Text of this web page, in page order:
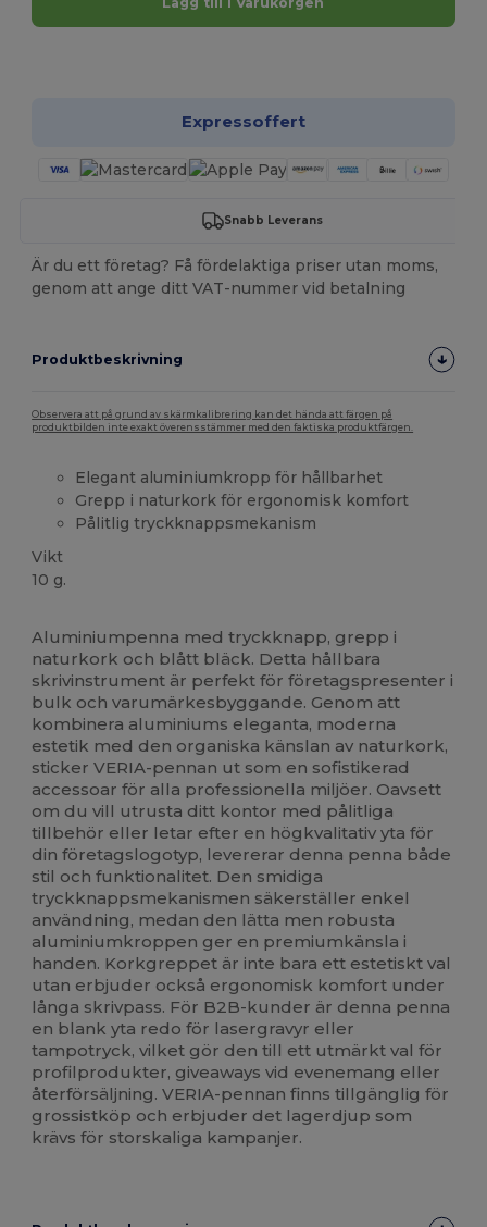
Expressoffert
Snabb Leverans
Är du ett företag? Få fördelaktiga priser utan moms,
genom att ange ditt VAT-nummer vid betalning
Produktbeskrivning
Observera att på grund av skärmkalibrering kan det hända att färgen på
produktbilden inte exakt överensstämmer med den faktiska produktfärgen.
Elegant aluminiumkropp för hållbarhet
Grepp i naturkork för ergonomisk komfort
Pålitlig tryckknappsmekanism
Vikt
10 g.
Aluminiumpenna med tryckknapp, grepp i
naturkork och blått bläck. Detta hållbara
skrivinstrument är perfekt för företagspresenter i
bulk och varumärkesbyggande. Genom att
kombinera aluminiums eleganta, moderna
estetik med den organiska känslan av naturkork,
sticker VERIA-pennan ut som en sofistikerad
accessoar för alla professionella miljöer. Oavsett
om du vill utrusta ditt kontor med pålitliga
tillbehör eller letar efter en högkvalitativ yta för
din företagslogotyp, levererar denna penna både
stil och funktionalitet. Den smidiga
tryckknappsmekanismen säkerställer enkel
användning, medan den lätta men robusta
aluminiumkroppen ger en premiumkänsla i
handen. Korkgreppet är inte bara ett estetiskt val
utan erbjuder också ergonomisk komfort under
långa skrivpass. För B2B-kunder är denna penna
en blank yta redo för lasergravyr eller
tampotryck, vilket gör den till ett utmärkt val för
profilprodukter, giveaways vid evenemang eller
återförsäljning. VERIA-pennan finns tillgänglig för
grossistköp och erbjuder det lagerdjup som
krävs för storskaliga kampanjer.